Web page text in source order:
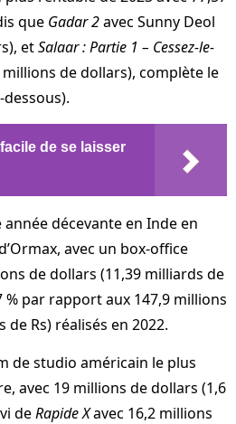
que Gadar 2avec Sunny Deol
etSalaar : Partie 1 – Cessez-le-
millions de dollars), complète le
de se laisser
décevante en Inde en
avec un box-office
de dollars (11,39 milliards de
% par rapport aux 147,9 millions
Rs) réalisés en 2022.
de studio américain le plus
avec 19 millions de dollars (1,6
deRapide Xavec 16,2 millions